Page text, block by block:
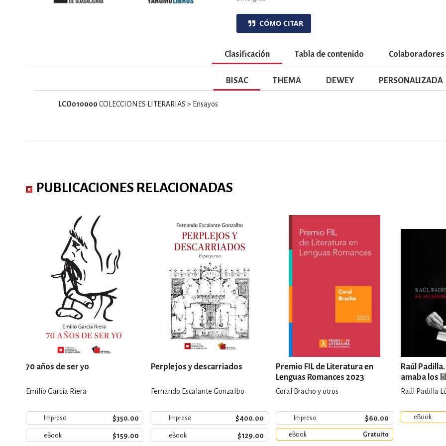
MATEMÁTICAS Y CIENCIAS
NOVELA GRÁFICA, LIBROS DE CÓMICS,
SALUD, RELACIONES Y DESARROLLO
CÓMO CITAR
Clasificación Tabla de contenido Colaboradores
BISAC THEMA DEWEY PERSONALIZADA
LCO010000 COLECCIONES LITERARIAS > Ensayos
PUBLICACIONES RELACIONADAS
70 años de ser yo
Emilio García Riera
Impreso $350.00
eBook $159.00
Perplejos y descarriados
Fernando Escalante Gonzalbo
Impreso $400.00
eBook $129.00
Premio FIL de Literatura en
Lenguas Romances 2023
Coral Bracho y otros
Impreso $60.00
eBook Gratuito
Raúl
amaba los
Raúl Padilla
eBook